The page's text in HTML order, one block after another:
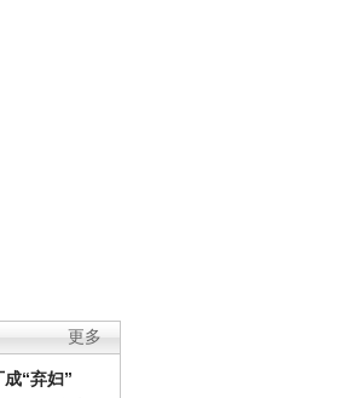
更多
“弃妇”